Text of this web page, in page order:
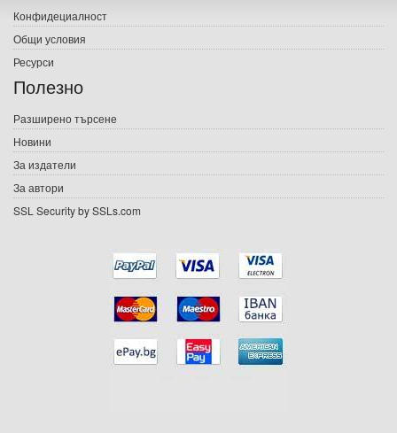
Електронни книги
Е-списания
Подаръци
Ваучери
Конфидециалност
Общи условия
Ресурси
Полезно
Разширено търсене
Новини
За издатели
За автори
SSL Security by SSLs.com